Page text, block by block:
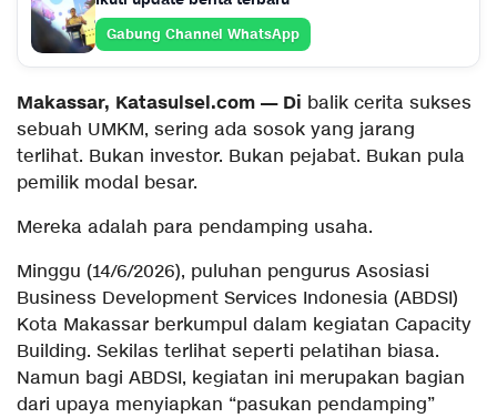
Gabung Channel WhatsApp
Makassar, Katasulsel.com — Di balik cerita sukses
sebuah UMKM, sering ada sosok yang jarang
terlihat. Bukan investor. Bukan pejabat. Bukan pula
pemilik modal besar.
Mereka adalah para pendamping usaha.
Minggu (14/6/2026), puluhan pengurus Asosiasi
Business Development Services Indonesia (ABDSI)
Kota Makassar berkumpul dalam kegiatan Capacity
Building. Sekilas terlihat seperti pelatihan biasa.
Namun bagi ABDSI, kegiatan ini merupakan bagian
dari upaya menyiapkan “pasukan pendamping”